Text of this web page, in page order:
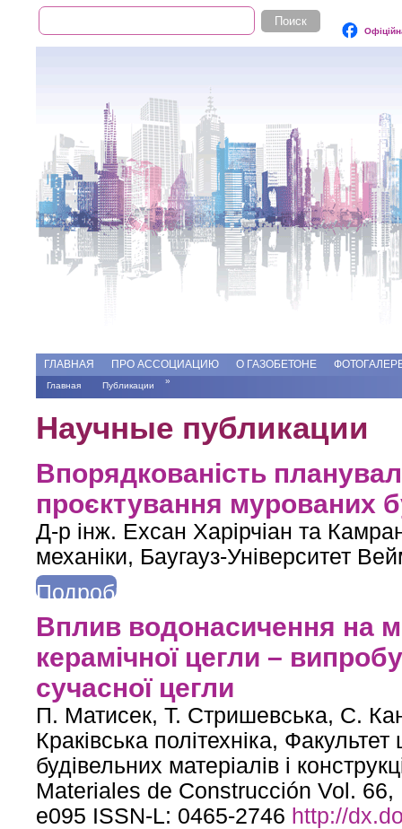
Форма поиска
Поиск
ГЛАВНАЯ ПРО АССОЦИАЦИЮ О ГАЗОБЕТОНЕ
Вы здесь
Главная »
Публикации
Научные публикации
Впорядкованість
проєктування мурованих
Д-р інж. Ехсан Харірчіан та
механіки, Баугауз-Університет
Подробнее
Вплив водонасичення на
керамічної цегли –
сучасної цегли
П. Матисек, Т. Стришевська, С.
Краківська політехніка,
будівельних матеріалів і
Materiales de Construcción Vol.
e095 ISSN-L: 0465-2746 http://